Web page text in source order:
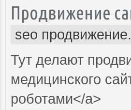
Продвижение
seo
Тут делают
медицинского
роботами</a>